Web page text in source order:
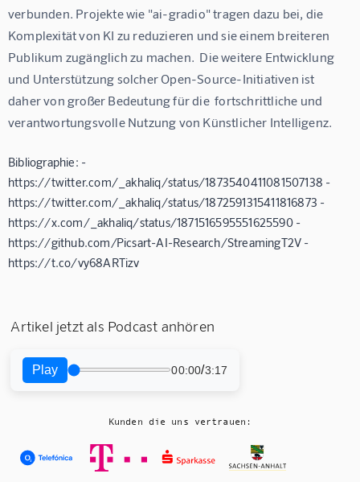
verbunden. Projekte wie "ai-gradio" tragen dazu bei, die
Komplexität von KI zu reduzieren und sie einem breiteren
Publikum zugänglich zu machen.  Die weitere Entwicklung
und Unterstützung solcher Open-Source-Initiativen ist
daher von großer Bedeutung für die  fortschrittliche und
verantwortungsvolle Nutzung von Künstlicher Intelligenz.
Bibliographie: -
https://twitter.com/_akhaliq/status/1873540411081507138 -
https://twitter.com/_akhaliq/status/1872591315411816873 -
https://x.com/_akhaliq/status/1871516595551625590 -
https://github.com/Picsart-AI-Research/StreamingT2V -
https://t.co/vy68ARTizv
Artikel jetzt als Podcast anhören
Play 00:00/3:17
Kunden die uns vertrauen: